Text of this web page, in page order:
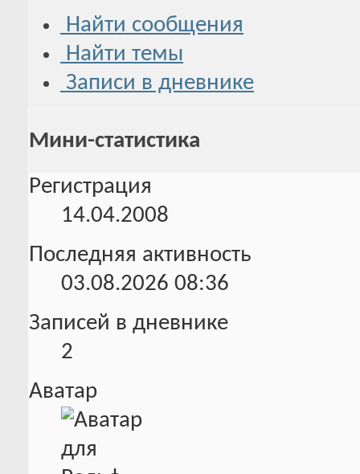
Найти сообщения
Найти темы
Записи в дневнике
Мини-статистика
Регистрация
14.04.2008
Последняя активность
03.08.2026 08:36
Записей в дневнике
2
Аватар